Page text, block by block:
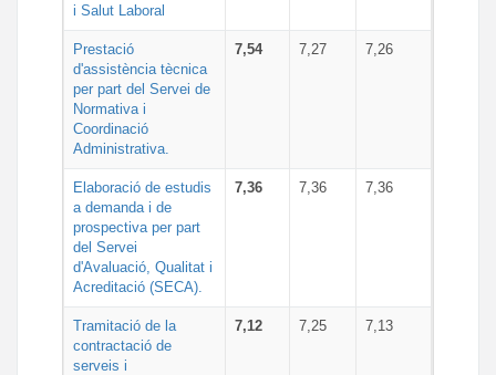
i Salut Laboral
Prestació
d'assistència tècnica
per part del Servei de
Normativa i
Coordinació
Administrativa.
7,54 7,27 7,26
Elaboració de estudis
a demanda i de
prospectiva per part
del Servei
d'Avaluació, Qualitat i
Acreditació (SECA).
7,36 7,36 7,36
Tramitació de la
contractació de
serveis i
7,12 7,25 7,13